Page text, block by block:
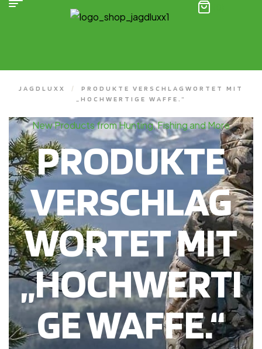
JAGDLUXX /
PRODUKTE VERSCHLAGWORTET MIT
„HOCHWERTIGE WAFFE.“
New Products from Hunting, Fishing and More
PRODUKTE
VERSCHLAG
WORTET MIT
„HOCHWERTI
GE WAFFE.“